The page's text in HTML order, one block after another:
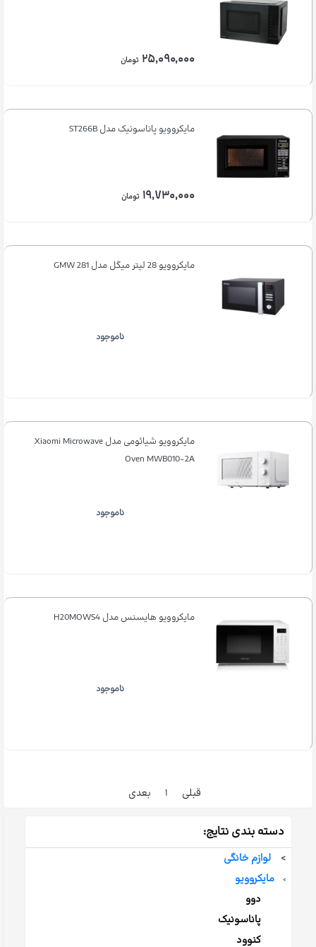
۲۵,۰۹۰,۰۰۰ تومان
مایکروویو پاناسونیک مدل ST266B
۱۹,۷۳۰,۰۰۰ تومان
مایکروویو 28 لیتر میگل مدل GMW 281
ناموجود
مایکروویو شیائومی مدل Xiaomi Microwave
Oven MWB010-2A
ناموجود
مایکروویو هایسنس مدل H20MOWS4
ناموجود
قبلی ۱ بعدی
دسته بندی نتایج:
>
لوازم خانگی
>
مایکروویو
دوو
پاناسونیک
کنوود